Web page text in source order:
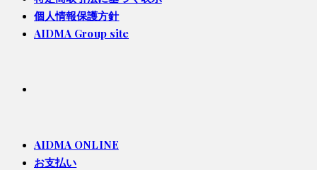
個人情報保護方針
AIDMA Group site
AIDMA ONLINE
お支払い